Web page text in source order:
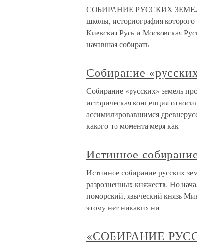
СОБИРАНИЕ РУССКИХ ЗЕМЕЛЬ
школы, историография которого
Киевская Русь и Московская
начавшая собирать
Собирание
Собирание «русских» земель
историческая концепция
ассимилировавшимся
какого-то момента меря как
Истинное
Истинное собирание русских
разрозненных княжеств. Но
поморский, языческий князь
этому нет никаких ни
«СОБИРАНИЕ